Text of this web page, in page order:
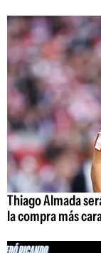
Thiago Almada
la compra más